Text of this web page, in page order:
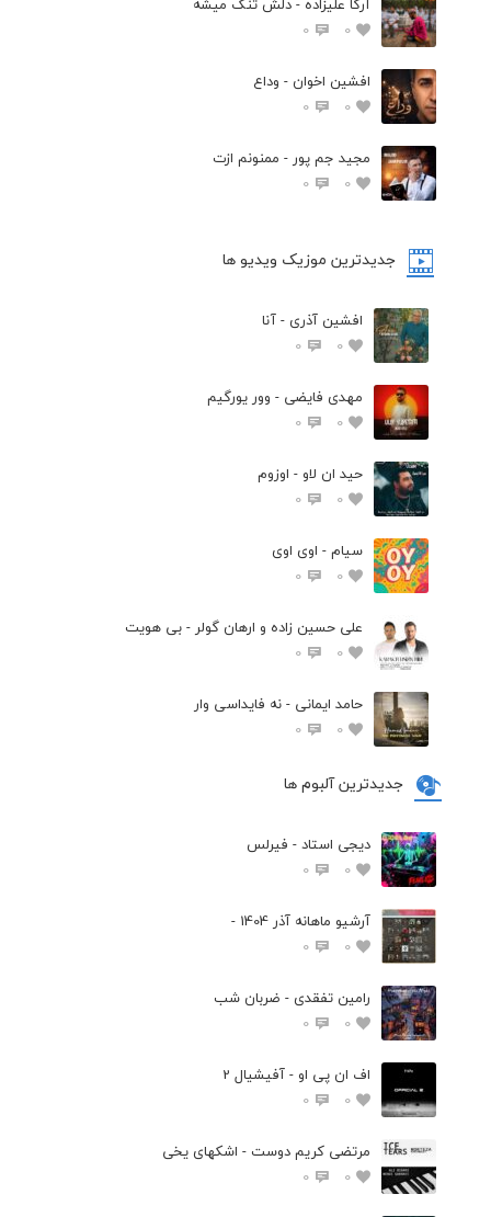
0
0
افشين اخوان - وداع
0
0
مجید جم پور - ممنونم ازت
0
0
جدیدترین موزیک ویدیو ها
افشین آذری - آنا
0
0
مهدی فایضی - وور یورگیم
0
0
حید ان لاو - اوزوم
0
0
سیام - اوی اوی
0
0
علی حسین زاده و ارهان گولر - بی هویت
0
0
حامد ایمانی - نه فایداسی وار
0
0
جدیدترین آلبوم ها
دیجی استاد - فیرلس
0
0
آرشیو ماهانه آذر 1404 -
0
0
رامین تفقدی - ضربان شب
0
0
اف ان پی او - آفیشیال 2
0
0
مرتضی کریم دوست - اشکهای یخی
0
0